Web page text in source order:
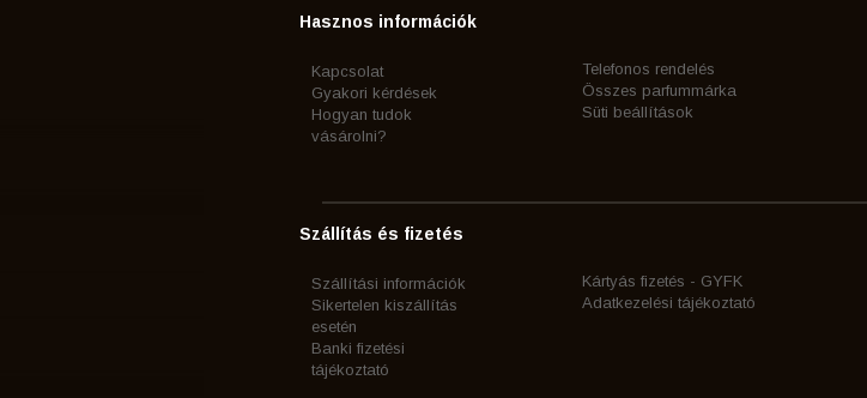
Hasznos információk
Kapcsolat
Gyakori kérdések
Hogyan tudok
vásárolni?
Telefonos rendelés
Összes parfummárka
Süti beállítások
Szállítás és fizetés
Szállítási információk
Sikertelen kiszállítás
esetén
Banki fizetési
tájékoztató
Kártyás fizetés - GYFK
Adatkezelési tájékoztató